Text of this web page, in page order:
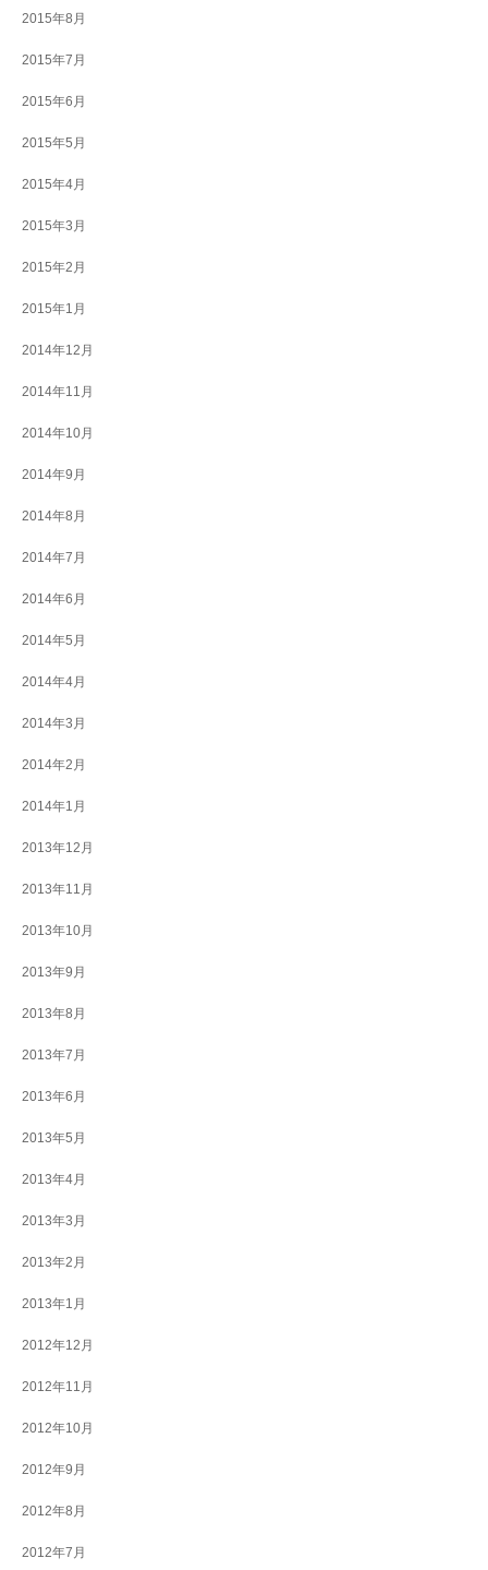
2015年8月
2015年7月
2015年6月
2015年5月
2015年4月
2015年3月
2015年2月
2015年1月
2014年12月
2014年11月
2014年10月
2014年9月
2014年8月
2014年7月
2014年6月
2014年5月
2014年4月
2014年3月
2014年2月
2014年1月
2013年12月
2013年11月
2013年10月
2013年9月
2013年8月
2013年7月
2013年6月
2013年5月
2013年4月
2013年3月
2013年2月
2013年1月
2012年12月
2012年11月
2012年10月
2012年9月
2012年8月
2012年7月